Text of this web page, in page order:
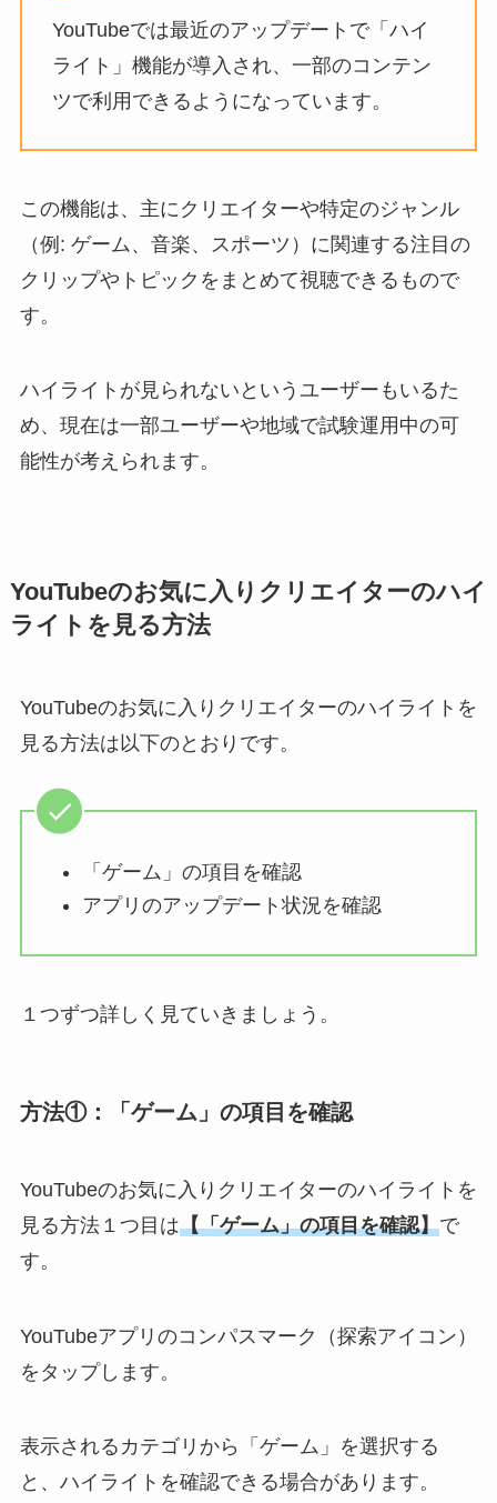
YouTubeでは最近のアップデートで「ハイ
ライト」機能が導入され、一部のコンテン
ツで利用できるようになっています。
この機能は、主にクリエイターや特定のジャンル
（例: ゲーム、音楽、スポーツ）に関連する注目の
クリップやトピックをまとめて視聴できるもので
す。
ハイライトが見られないというユーザーもいるた
め、 現在は一部ユーザーや地域で試験運用中の可
能性が考えられます。
YouTubeのお気に入りクリエイターのハイ
ライトを見る方法
YouTubeのお気に入りクリエイターのハイライトを
見る方法は以下のとおりです。
「ゲーム」の項目を確認
アプリのアップデート状況を確認
１つずつ詳しく見ていきましょう。
方法①： 「ゲーム」の項目を確認
YouTubeのお気に入りクリエイターのハイライトを
見る方法１つ目は【「ゲーム」の項目を確認】で
す。
YouTubeアプリのコンパスマーク（探索アイコン）
をタップします。
表示されるカテゴリから「ゲーム」を選択する
と、ハイライトを確認できる場合があります。